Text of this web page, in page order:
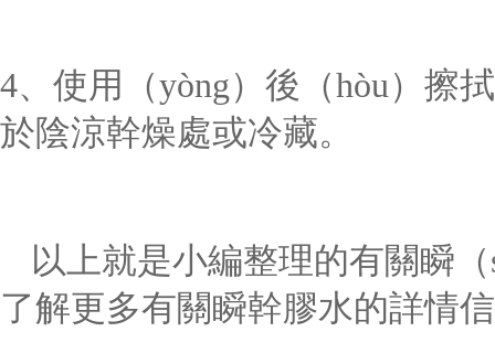
4、使用（yòng）後（hòu）擦
於陰涼幹燥處或冷藏。
以上就是小編整理的有關瞬
了解更多有關瞬幹膠水的詳情